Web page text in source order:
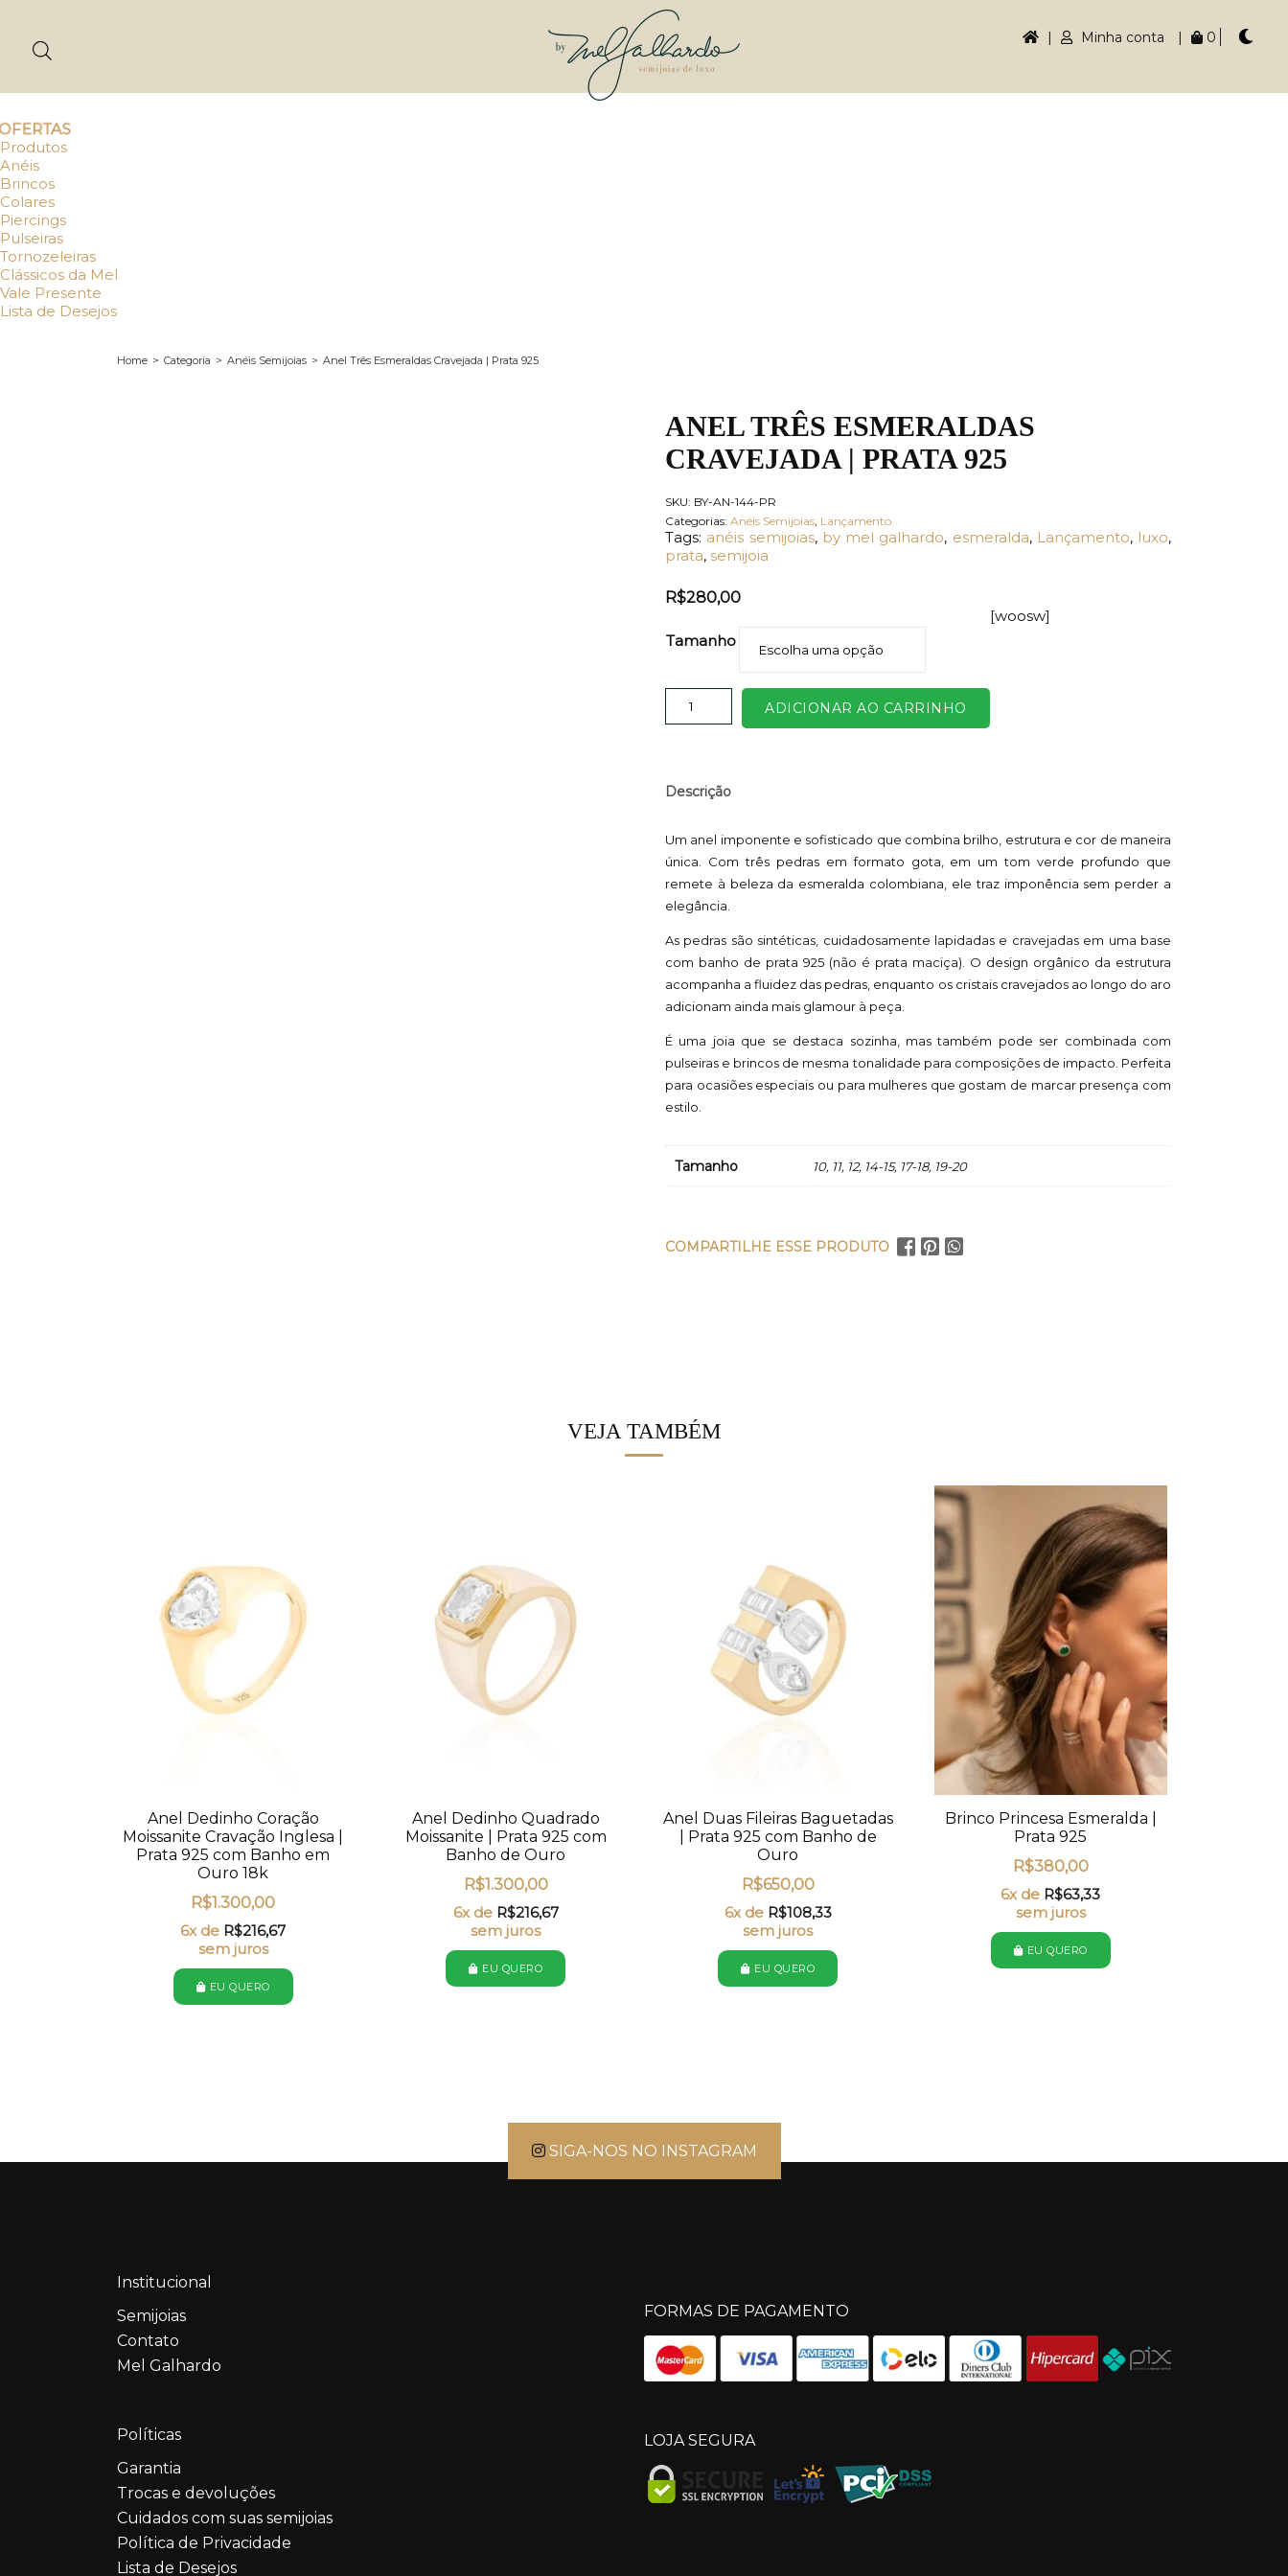
| Minha conta | 0
Produtos
Anéis
Brincos
Colares
Piercings
Pulseiras
Tornozeleiras
Clássicos da Mel
Vale Presente
Lista de Desejos
Home > Categoria > Anéis Semijoias > Anel Três Esmeraldas Cravejada | Prata 925
ANEL TRÊS ESMERALDAS
CRAVEJADA | PRATA 925
SKU: BY-AN-144-PR
Categorias: Anéis Semijoias Lançamento
Tags: anéis semijoias, by mel galhardo, esmeralda, Lançamento, luxo,
prata, semijoia
R$280,00
Tamanho
ADICIONAR AO CARRINHO
[woosw]
Descrição
Um anel imponente e sofisticado que combina brilho, estrutura e cor de maneira
única. Com três pedras em formato gota, em um tom verde profundo que
remete à beleza da esmeralda colombiana, ele traz imponência sem perder a
elegância.
As pedras são sintéticas, cuidadosamente lapidadas e cravejadas em uma base
com banho de prata 925 (não é prata maciça). O design orgânico da estrutura
acompanha a fluidez das pedras, enquanto os cristais cravejados ao longo do aro
adicionam ainda mais glamour à peça.
É uma joia que se destaca sozinha, mas também pode ser combinada com
pulseiras e brincos de mesma tonalidade para composições de impacto. Perfeita
para ocasiões especiais ou para mulheres que gostam de marcar presença com
estilo.
Tamanho 10, 11, 12, 14-15, 17-18, 19-20
COMPARTILHE ESSE PRODUTO
VEJA TAMBÉM
Anel Dedinho Coração
Moissanite Cravação Inglesa |
Prata 925 com Banho em
Ouro 18k
R$1.300,00
6x de R$216,67
sem juros
EU QUERO
Anel Dedinho Quadrado
Moissanite | Prata 925 com
Banho de Ouro
R$1.300,00
6x de R$216,67
sem juros
EU QUERO
Anel Duas Fileiras Baguetadas
| Prata 925 com Banho de
Ouro
R$650,00
6x de R$108,33
sem juros
EU QUERO
Brinco Princesa Esmeralda |
Prata 925
R$380,00
6x de R$63,33
sem juros
EU QUERO
SIGA-NOS NO INSTAGRAM
Institucional
Semijoias
Contato
Mel Galhardo
Políticas
Garantia
Trocas e devoluções
Cuidados com suas semijoias
Política de Privacidade
Lista de Desejos
FORMAS DE PAGAMENTO
LOJA SEGURA